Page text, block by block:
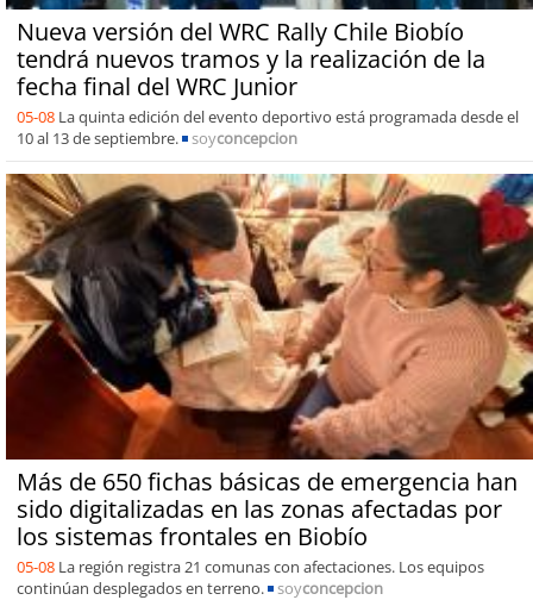
Nueva versión del WRC Rally Chile Biobío
tendrá nuevos tramos y la realización de la
fecha final del WRC Junior
05-08 La quinta edición del evento deportivo está programada desde el
10 al 13 de septiembre.
soyconcepcion
Más de 650 fichas básicas de emergencia han
sido digitalizadas en las zonas afectadas por
los sistemas frontales en Biobío
05-08 La región registra 21 comunas con afectaciones. Los equipos
continúan desplegados en terreno.
soyconcepcion